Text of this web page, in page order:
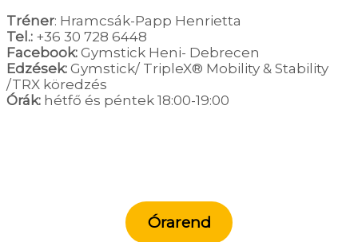
Tréner: Hramcsák-Papp Henrietta
Tel.: +36 30 728 6448
Facebook: Gymstick Heni- Debrecen
Edzések: Gymstick/ TripleX® Mobility & Stability
/TRX köredzés
Órák: hétfő és péntek 18:00-19:00
Órarend